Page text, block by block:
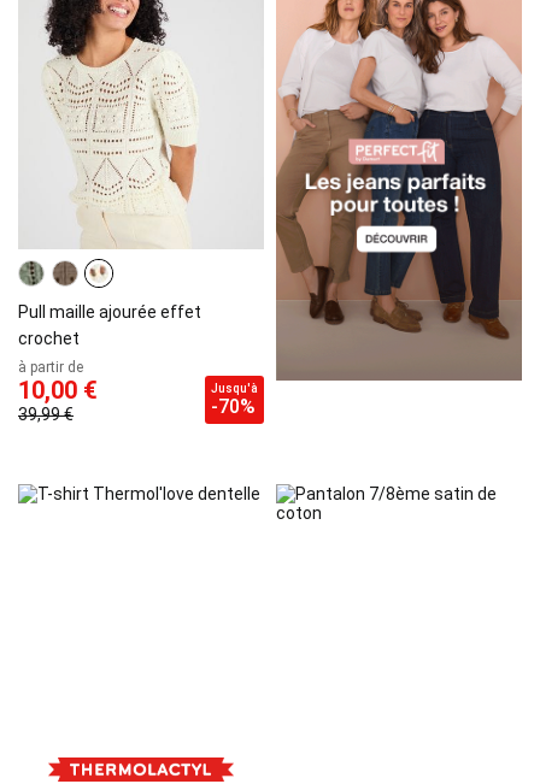
Pull maille ajourée effet
crochet
à partir de
10,00 €
39,99 €
Jusqu'à
-70%